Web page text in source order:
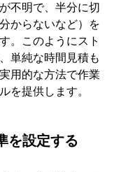
不明で、半分に切
からないなど）を
。このようにスト
単純な時間見積も
用的な方法で作業
を提供します。
を設定する